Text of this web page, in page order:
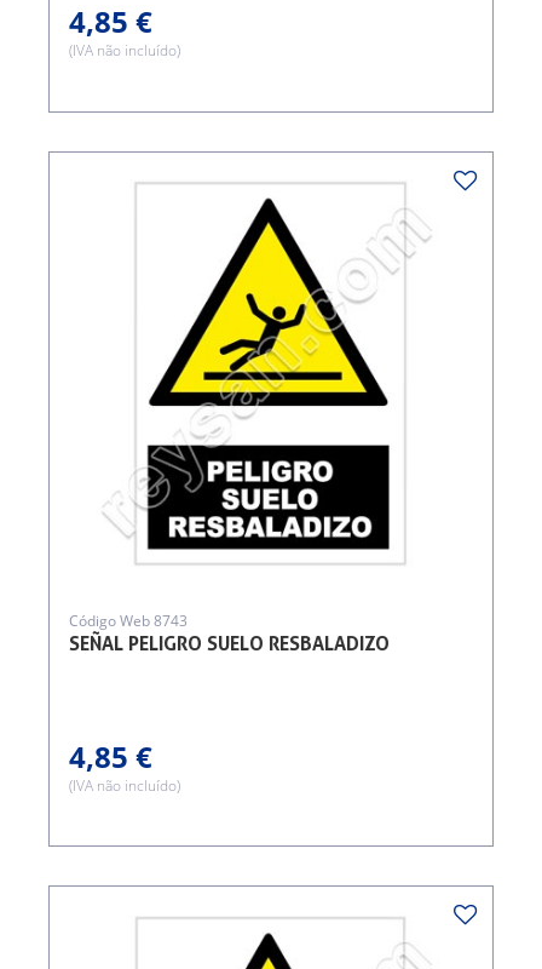
4,85 €
(IVA não incluído)
SEÑAL PELIGRO SUELO RESBALADIZO
Código Web 8743
4,85 €
(IVA não incluído)